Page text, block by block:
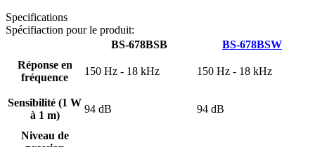
Specifications
Spécifiaction pour le produit:
BS-678BSB
BS-678BSW
Réponse en
fréquence
150 Hz - 18 kHz 150 Hz - 18 kHz
Sensibilité (1 W
à 1 m)
94 dB 94 dB
Niveau de